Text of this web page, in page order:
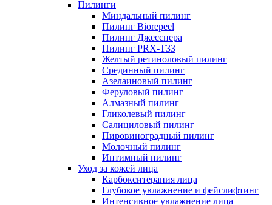
Пилинги
Миндальный пилинг
Пилинг Biorepeel
Пилинг Джесснера
Пилинг PRX-T33
Желтый ретиноловый пилинг
Срединный пилинг
Азелаиновый пилинг
Феруловый пилинг
Алмазный пилинг
Гликолевый пилинг
Салициловый пилинг
Пировиноградный пилинг
Молочный пилинг
Интимный пилинг
Уход за кожей лица
Карбокситерапия лица
Глубокое увлажнение и фейслифтинг
Интенсивное увлажнение лица